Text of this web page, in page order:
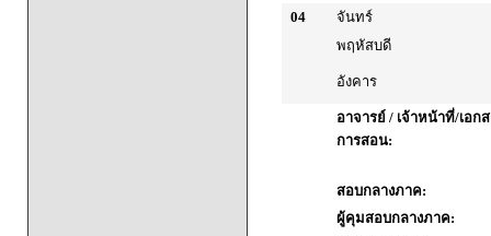
04
จันทร์
พฤหัสบดี
อังคาร
อาจารย์ / เจ้าหน้าที่/เอก
การสอน:
สอบกลางภาค:
ผู้คุมสอบกลางภาค: